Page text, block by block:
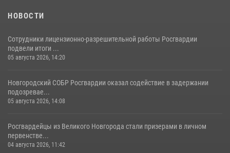
НОВОСТИ
Сотрудники лицензионно-разрешительной работы Росгвардии
подвели итоги ...
05 августа 2026, 14:20
Новгородский СОБР Росгвардии оказал содействие в задержании
подозревае...
05 августа 2026, 14:08
Росгвардейцы из Великого Новгорода стали призерами в личном
первенстве...
04 августа 2026, 11:42